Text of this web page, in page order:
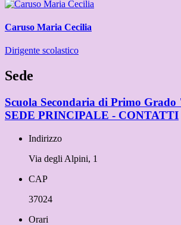
Caruso Maria Cecilia
Dirigente scolastico
Sede
Scuola Secondaria di Primo
SEDE PRINCIPALE - CONTATTI
Indirizzo
Via degli Alpini, 1
CAP
37024
Orari